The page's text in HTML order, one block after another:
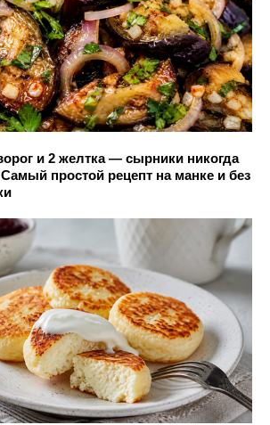
и 2 желтка — сырники никогда
простой рецепт на манке и без